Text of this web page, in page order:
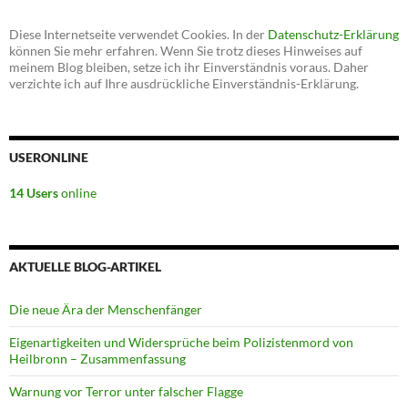
Diese Internetseite verwendet Cookies. In der Datenschutz-Erklärung
können Sie mehr erfahren. Wenn Sie trotz dieses Hinweises auf
meinem Blog bleiben, setze ich ihr Einverständnis voraus. Daher
verzichte ich auf Ihre ausdrückliche Einverständnis-Erklärung.
USERONLINE
14 Usersonline
AKTUELLE BLOG-ARTIKEL
Die neue Ära der Menschenfänger
Eigenartigkeiten und Widersprüche beim Polizistenmord von
Heilbronn – Zusammenfassung
Warnung vor Terror unter falscher Flagge